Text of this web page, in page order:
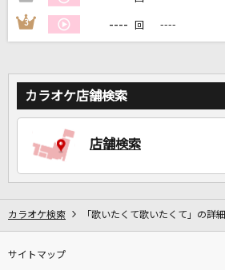
3 ---- 回 ----
カラオケ店舗検索
店舗検索
カラオケ検索 「歌いたくて歌いたくて」の詳細
サイトマップ